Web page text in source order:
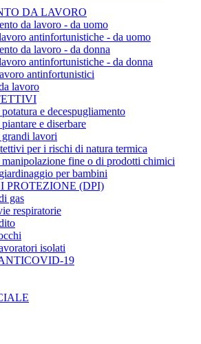
DA LAVORO
da lavoro - da uomo
antinfortunistiche - da uomo
da lavoro - da donna
antinfortunistiche - da donna
antinfortunistici
lavoro
e decespugliamento
e diserbare
lavori
per i rischi di natura termica
fine o di prodotti chimici
per bambini
PROTEZIONE (DPI)
gas
respiratorie
isolati
19